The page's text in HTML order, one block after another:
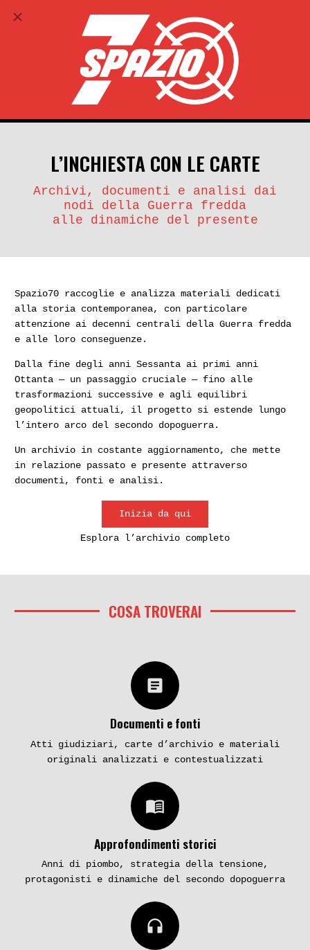
ABBONATI
search account_circle
L’INCHIESTA CON LE CARTE
Archivi, documenti e analisi dai
nodi della Guerra fredda
alle dinamiche del presente
Spazio70 raccoglie e analizza materiali dedicati
alla storia contemporanea, con particolare
attenzione ai decenni centrali della Guerra fredda
e alle loro conseguenze.
Dalla fine degli anni Sessanta ai primi anni
Ottanta — un passaggio cruciale — fino alle
trasformazioni successive e agli equilibri
geopolitici attuali, il progetto si estende lungo
l’intero arco del secondo dopoguerra.
Un archivio in costante aggiornamento, che mette
in relazione passato e presente attraverso
documenti, fonti e analisi.
Inizia da qui
Esplora l’archivio completo
COSA TROVERAI
article
Documenti e fonti
Atti giudiziari, carte d’archivio e materiali
originali analizzati e contestualizzati
menu_book
Approfondimenti storici
Anni di piombo, strategia della tensione,
protagonisti e dinamiche del secondo dopoguerra
headphones